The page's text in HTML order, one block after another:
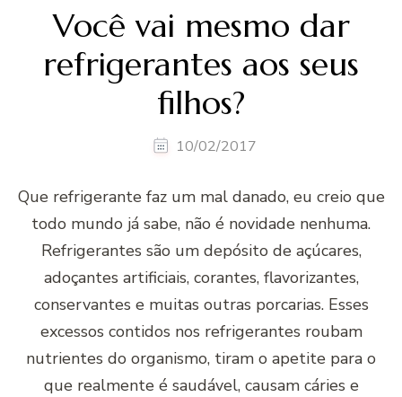
Você vai mesmo dar
refrigerantes aos seus
filhos?
10/02/2017
Que refrigerante faz um mal danado, eu creio que
todo mundo já sabe, não é novidade nenhuma.
Refrigerantes são um depósito de açúcares,
adoçantes artificiais, corantes, flavorizantes,
conservantes e muitas outras porcarias. Esses
excessos contidos nos refrigerantes roubam
nutrientes do organismo, tiram o apetite para o
que realmente é saudável, causam cáries e